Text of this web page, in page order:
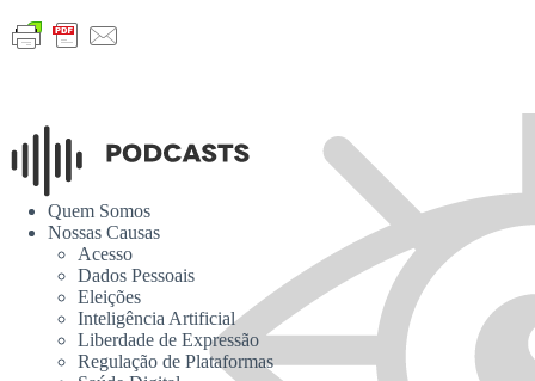
Quem Somos
Nossas Causas
Acesso
Dados Pessoais
Eleições
Inteligência Artificial
Liberdade de Expressão
Regulação de Plataformas